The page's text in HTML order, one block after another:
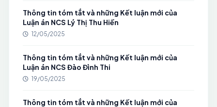
Thông tin tóm tắt và những Kết luận mới của
Luận án NCS Lý Thị Thu Hiền
12/05/2025
Thông tin tóm tắt và những Kết luận mới của
Luận án NCS Đào Đình Thi
19/05/2025
Thông tin tóm tắt và những Kết luận mới của